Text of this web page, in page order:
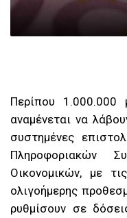
Περίπου 1.000.000
αναμένεται να
συστημένες
Πληροφοριακών
Οικονομικών, με
ολιγοήμερης
ρυθμίσουν σε